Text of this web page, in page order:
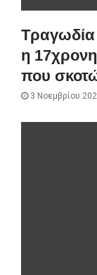
Τραγωδία
η
που
3 Νοεμβρίου